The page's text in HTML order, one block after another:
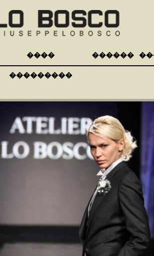
����
���������
������